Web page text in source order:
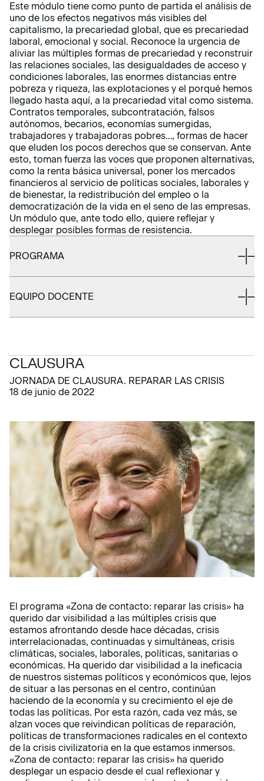
Este módulo tiene como punto de partida el análisis de
uno de los efectos negativos más visibles del
capitalismo, la precariedad global, que es precariedad
laboral, emocional y social. Reconoce la urgencia de
aliviar las múltiples formas de precariedad y reconstruir
las relaciones sociales, las desigualdades de acceso y
condiciones laborales, las enormes distancias entre
pobreza y riqueza, las explotaciones y el porqué hemos
llegado hasta aquí, a la precariedad vital como sistema.
Contratos temporales, subcontratación, falsos
autónomos, becarios, economías sumergidas,
trabajadores y trabajadoras pobres…, formas de hacer
que eluden los pocos derechos que se conservan. Ante
esto, toman fuerza las voces que proponen alternativas,
como la renta básica universal, poner los mercados
financieros al servicio de políticas sociales, laborales y
de bienestar, la redistribución del empleo o la
democratización de la vida en el seno de las empresas.
Un módulo que, ante todo ello, quiere reflejar y
desplegar posibles formas de resistencia.
PROGRAMA
EQUIPO DOCENTE
CLAUSURA
JORNADA DE CLAUSURA. REPARAR LAS CRISIS
18 de junio de 2022
El programa «Zona de contacto: reparar las crisis» ha
querido dar visibilidad a las múltiples crisis que
estamos afrontando desde hace décadas, crisis
interrelacionadas, continuadas y simultáneas, crisis
climáticas, sociales, laborales, políticas, sanitarias o
económicas. Ha querido dar visibilidad a la ineficacia
de nuestros sistemas políticos y económicos que, lejos
de situar a las personas en el centro, continúan
haciendo de la economía y su crecimiento el eje de
todas las políticas. Por esta razón, cada vez más, se
alzan voces que reivindican políticas de reparación,
políticas de transformaciones radicales en el contexto
de la crisis civilizatoria en la que estamos inmersos.
«Zona de contacto: reparar las crisis» ha querido
desplegar un espacio desde el cual reflexionar y